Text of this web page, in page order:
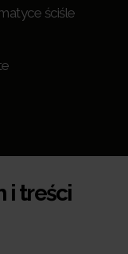
ściśle
i treści